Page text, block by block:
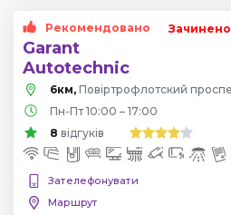
Рекомендовано
Garant
Autotechnic
Зачинено
6км,
Пн-Пт 10:00 – 17:00
8 відгуків
Зателефонувати
Маршрут